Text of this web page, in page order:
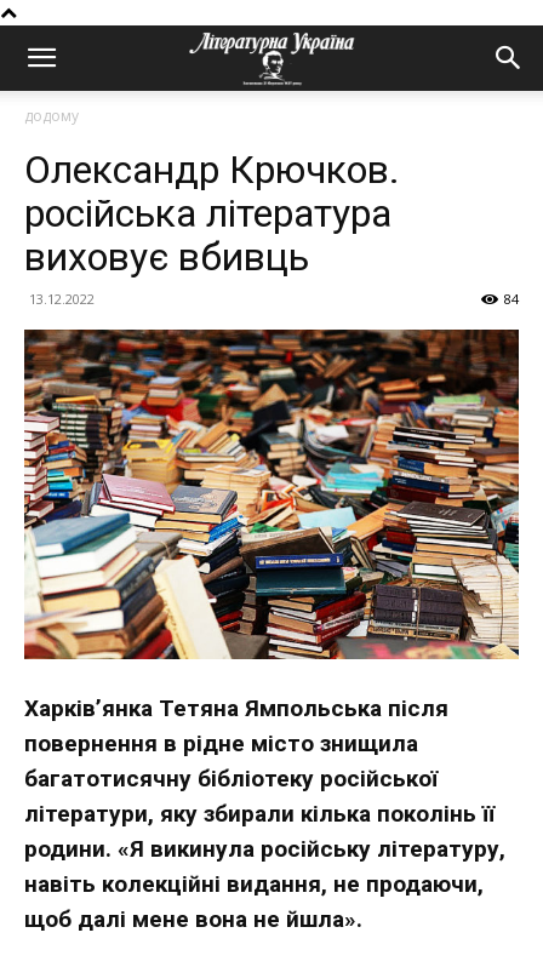
додому
Олександр Крючков.
російська література
виховує вбивць
13.12.2022 84
Харків’янка Тетяна Ямпольська після
повернення в рідне місто знищила
багатотисячну бібліотеку російської
літератури, яку збирали кілька поколінь її
родини. «Я викинула російську літературу,
навіть колекційні видання, не продаючи,
щоб далі мене вона не йшла».